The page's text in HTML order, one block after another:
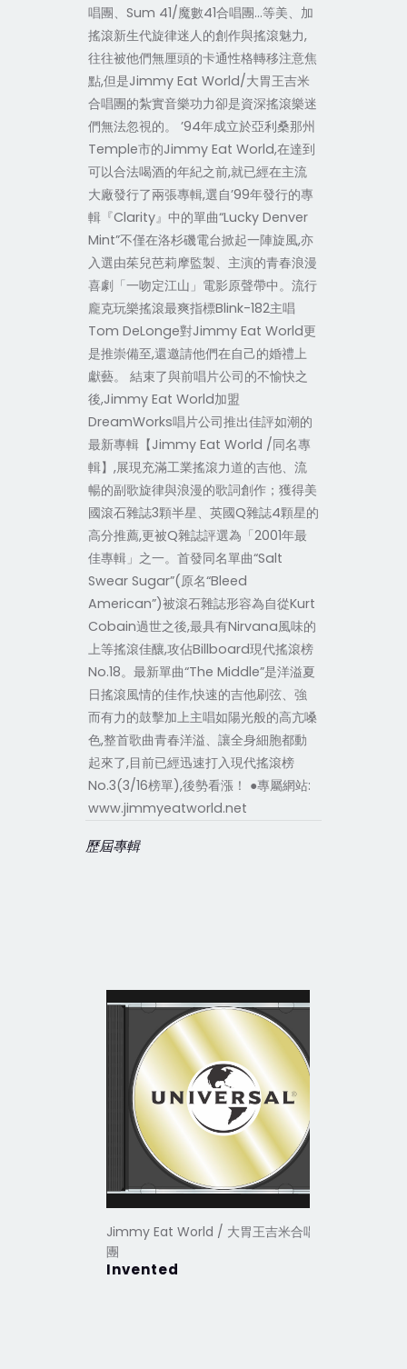
唱團、Sum 41/魔數41合唱團…等美、加
搖滾新生代旋律迷人的創作與搖滾魅力,
往往被他們無厘頭的卡通性格轉移注意焦
點,但是Jimmy Eat World/大胃王吉米
合唱團的紮實音樂功力卻是資深搖滾樂迷
們無法忽視的。 ’94年成立於亞利桑那州
Temple市的Jimmy Eat World,在達到
可以合法喝酒的年紀之前,就已經在主流
大廠發行了兩張專輯,選自’99年發行的專
輯『Clarity』中的單曲“Lucky Denver
Mint”不僅在洛杉磯電台掀起一陣旋風,亦
入選由茱兒芭莉摩監製、主演的青春浪漫
喜劇「一吻定江山」電影原聲帶中。流行
龐克玩樂搖滾最爽指標Blink-182主唱
Tom DeLonge對Jimmy Eat World更
是推崇備至,還邀請他們在自己的婚禮上
獻藝。 結束了與前唱片公司的不愉快之
後,Jimmy Eat World加盟
DreamWorks唱片公司推出佳評如潮的
最新專輯【Jimmy Eat World /同名專
輯】,展現充滿工業搖滾力道的吉他、流
暢的副歌旋律與浪漫的歌詞創作；獲得美
國滾石雜誌3顆半星、英國Q雜誌4顆星的
高分推薦,更被Q雜誌評選為「2001年最
佳專輯」之一。首發同名單曲“Salt
Swear Sugar”(原名“Bleed
American”)被滾石雜誌形容為自從Kurt
Cobain過世之後,最具有Nirvana風味的
上等搖滾佳釀,攻佔Billboard現代搖滾榜
No.18。最新單曲“The Middle”是洋溢夏
日搖滾風情的佳作,快速的吉他刷弦、強
而有力的鼓擊加上主唱如陽光般的高亢嗓
色,整首歌曲青春洋溢、讓全身細胞都動
起來了,目前已經迅速打入現代搖滾榜
No.3(3/16榜單),後勢看漲！ ●專屬網站:
www.jimmyeatworld.net
歷屆專輯
Jimmy Eat World / 大胃王吉米合唱
團
Invented